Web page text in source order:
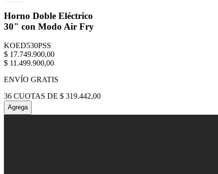
Horno Doble Eléctrico
30" con Modo Air Fry
KOED530PSS
$ 17.749.900,00
$ 11 .499.900,00
ENVÍO GRATIS
36 CUOTAS DE $ 319.442,00
Agrega